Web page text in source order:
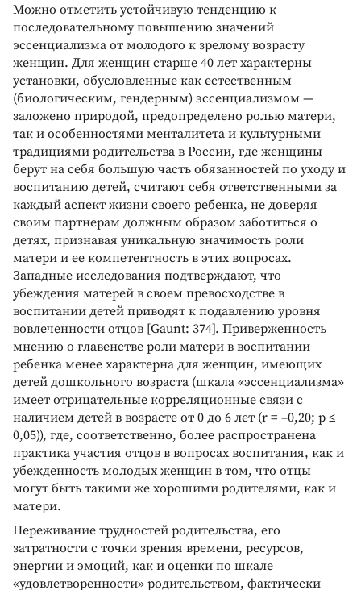
Можно отметить устойчивую тенденцию к
последовательному повышению значений
эссенциализма от молодого к зрелому возрасту
женщин. Для женщин старше 40 лет характерны
установки, обусловленные как естественным
(биологическим, гендерным) эссенциализмом —
заложено природой, предопределено ролью матери,
так и особенностями менталитета и культурными
традициями родительства в России, где женщины
берут на себя большую часть обязанностей по уходу и
воспитанию детей, считают себя ответственными за
каждый аспект жизни своего ребенка, не доверяя
своим партнерам должным образом заботиться о
детях, признавая уникальную значимость роли
матери и ее компетентность в этих вопросах.
Западные исследования подтверждают, что
убеждения матерей в своем превосходстве в
воспитании детей приводят к подавлению уровня
вовлеченности отцов [Gaunt: 374]. Приверженность
мнению о главенстве роли матери в воспитании
ребенка менее характерна для женщин, имеющих
детей дошкольного возраста (шкала «эссенциализма»
имеет отрицательные корреляционные связи с
наличием детей в возрасте от 0 до 6 лет (r = –0,20; p ≤
0,05)), где, соответственно, более распространена
практика участия отцов в вопросах воспитания, как и
убежденность молодых женщин в том, что отцы
могут быть такими же хорошими родителями, как и
матери.
Переживание трудностей родительства, его
затратности с точки зрения времени, ресурсов,
энергии и эмоций, как и оценки по шкале
«удовлетворенности» родительством, фактически